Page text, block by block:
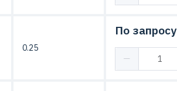
0.25
По запросу